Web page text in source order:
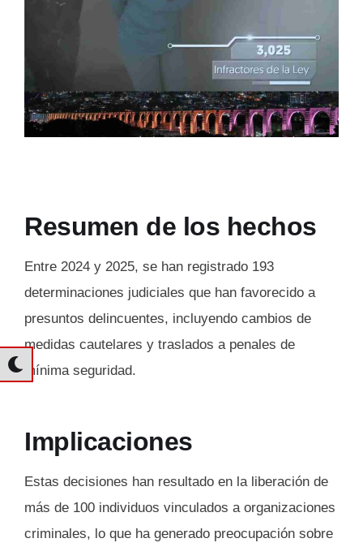
Resumen de los hechos
Entre 2024 y 2025, se han registrado 193
determinaciones judiciales que han favorecido a
presuntos delincuentes, incluyendo cambios de
medidas cautelares y traslados a penales de
mínima seguridad.
Implicaciones
Estas decisiones han resultado en la liberación de
más de 100 individuos vinculados a organizaciones
criminales, lo que ha generado preocupación sobre